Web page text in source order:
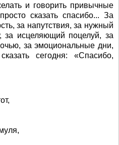
и говорить привычные
сказать спасибо... За
за напутствия, за нужный
за исцеляющий поцелуй, за
за эмоциональные дни,
сегодня: «Спасибо,